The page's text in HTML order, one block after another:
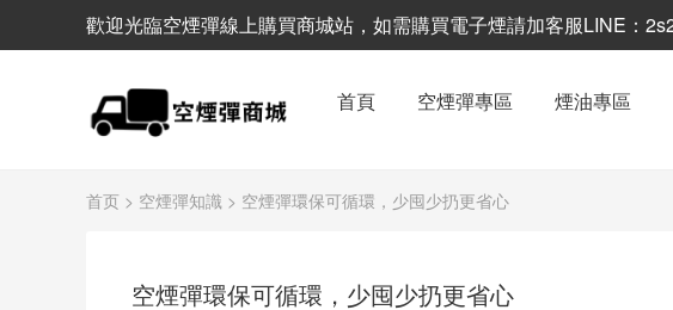
歡迎光臨空煙彈線上購買商城站，如需購買電子煙請加客服LINE：
首頁 空煙彈專區 煙油專區
首页 > 空煙彈知識 > 空煙彈環保可循環，少囤少扔更省心
空煙彈環保可循環，少囤少扔更省心